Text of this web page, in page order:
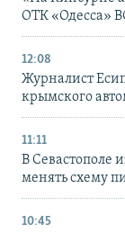
ОТК «Одесса»
12:08
Журналист
крымского
11:11
В Севастополе
менять схему
10:45